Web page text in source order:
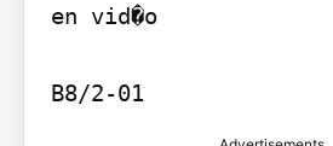
en vid�o
B8/2-01